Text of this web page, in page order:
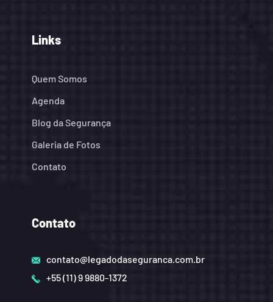
Links
Quem Somos
Agenda
Blog da Segurança
Galeria de Fotos
Contato
Contato
contato@legadodaseguranca.com.br
+55 (11) 9 9880-1372